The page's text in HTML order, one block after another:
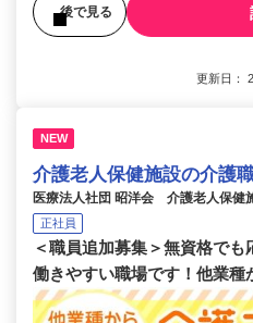
後で見る
更新日：
NEW
介護老人保健施設の介護
医療法人社団 昭洋会 介護老人保
正社員
＜職員追加募集＞無資格でも
働きやすい職場です！他業種